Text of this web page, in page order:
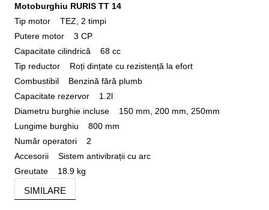
Motoburghiu RURIS TT 14
Tip motor TEZ, 2 timpi
Putere motor 3 CP
Capacitate cilindrică 68 cc
Tip reductor Roți dințate cu rezistență la efort
Combustibil Benzină fără plumb
Capacitate rezervor 1.2l
Diametru burghie incluse 150 mm, 200 mm, 250mm
Lungime burghiu 800 mm
Număr operatori 2
Accesorii Sistem antivibrații cu arc
Greutate 18.9 kg
SIMILARE